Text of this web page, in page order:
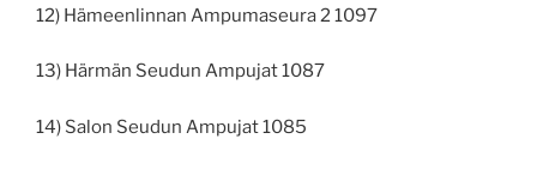
12) Hämeenlinnan Ampumaseura 2 1097
13) Härmän Seudun Ampujat 1087
14) Salon Seudun Ampujat 1085